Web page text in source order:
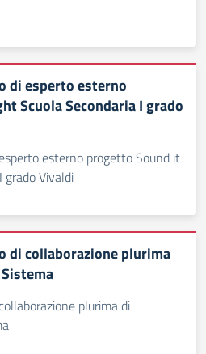
di esperto esterno
Scuola Secondaria I grado
esterno progetto Sound it
grado Vivaldi
di collaborazione plurima
plurima di